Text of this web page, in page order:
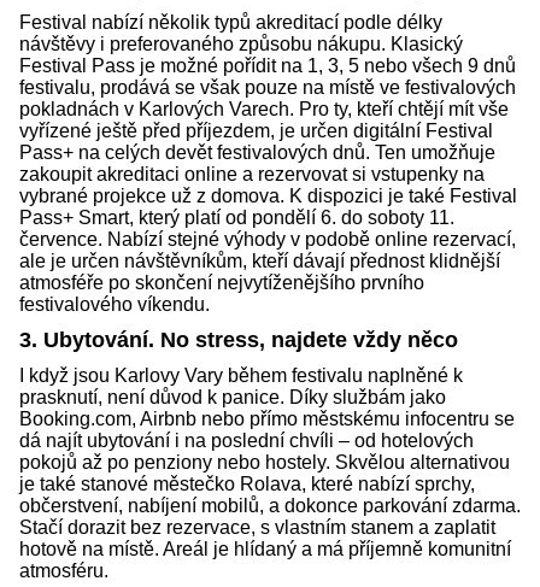
Festival nabízí několik typů akreditací podle délky
návštěvy i preferovaného způsobu nákupu. Klasický
Festival Pass je možné pořídit na 1, 3, 5 nebo všech 9 dnů
festivalu, prodává se však pouze na místě ve festivalových
pokladnách v Karlových Varech. Pro ty, kteří chtějí mít vše
vyřízené ještě před příjezdem, je určen digitální Festival
Pass+ na celých devět festivalových dnů. Ten umožňuje
zakoupit akreditaci online a rezervovat si vstupenky na
vybrané projekce už z domova. K dispozici je také Festival
Pass+ Smart, který platí od pondělí 6. do soboty 11.
července. Nabízí stejné výhody v podobě online rezervací,
ale je určen návštěvníkům, kteří dávají přednost klidnější
atmosféře po skončení nejvytíženějšího prvního
festivalového víkendu.
3. Ubytování. No stress, najdete vždy něco
I když jsou Karlovy Vary během festivalu naplněné k
prasknutí, není důvod k panice. Díky službám jako
Booking.com, Airbnb nebo přímo městskému infocentru se
dá najít ubytování i na poslední chvíli – od hotelových
pokojů až po penziony nebo hostely. Skvělou alternativou
je také stanové městečko Rolava, které nabízí sprchy,
občerstvení, nabíjení mobilů, a dokonce parkování zdarma.
Stačí dorazit bez rezervace, s vlastním stanem a zaplatit
hotově na místě. Areál je hlídaný a má příjemně komunitní
atmosféru.